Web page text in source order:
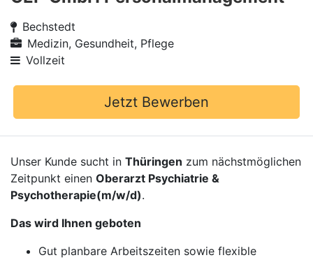
Bechstedt
Medizin, Gesundheit, Pflege
Vollzeit
Jetzt Bewerben
Unser Kunde sucht in Thüringen zum nächstmöglichen
Zeitpunkt einen Oberarzt Psychiatrie &
Psychotherapie(m/w/d).
Das wird Ihnen geboten
Gut planbare Arbeitszeiten sowie flexible